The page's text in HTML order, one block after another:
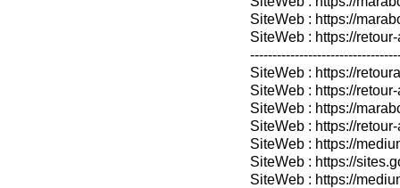
SiteWeb : https://
SiteWeb : https://
SiteWeb : https://
SiteWeb : https://
SiteWeb : https://
SiteWeb : https://
SiteWeb : https://
SiteWeb : https://
SiteWeb : https://